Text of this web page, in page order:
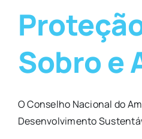
Sobro e
O Conselho Nacional do
Desenvolvimento